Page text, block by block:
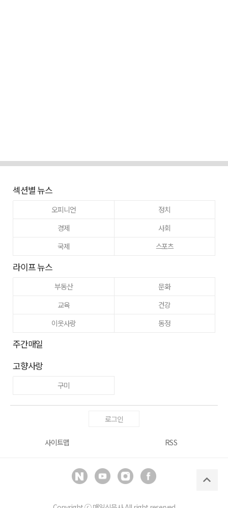
섹션별 뉴스
오피니언
정치
경제
사회
국제
스포츠
라이프 뉴스
부동산
문화
교육
건강
이웃사랑
동정
주간매일
고향사랑
구미
로그인
사이트맵 RSS